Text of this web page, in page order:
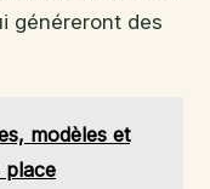
généreront des
modèles et
place